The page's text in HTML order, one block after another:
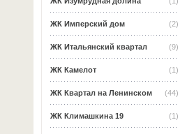
(2)
ЖК Имперский дом
(9)
ЖК Итальянский квартал
(1)
ЖК Камелот
(44)
ЖК Квартал на Ленинском
(1)
ЖК Климашкина 19